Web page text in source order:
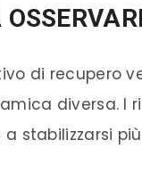
di recupero
diversa. I
stabilizzarsi